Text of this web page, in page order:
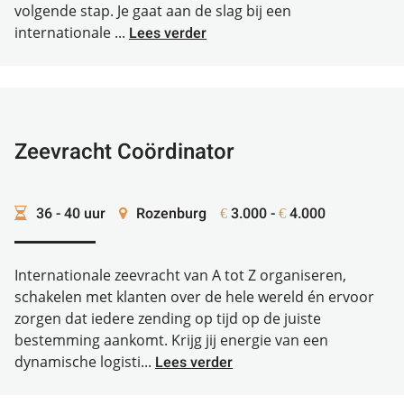
volgende stap. Je gaat aan de slag bij een
internationale ... Lees verder
Zeevracht Coördinator
36 - 40 uur Rozenburg € 3.000 - € 4.000
Internationale zeevracht van A tot Z organiseren,
schakelen met klanten over de hele wereld én ervoor
zorgen dat iedere zending op tijd op de juiste
bestemming aankomt. Krijg jij energie van een
dynamische logisti... Lees verder